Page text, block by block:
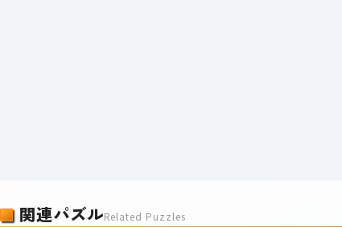
関連パズルRelated Puzzles